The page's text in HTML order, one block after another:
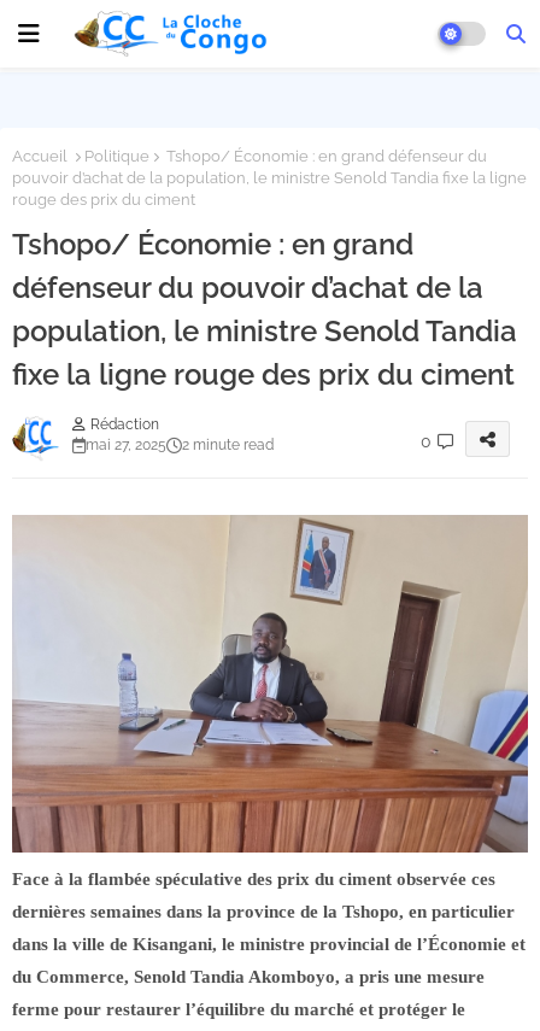
Accueil Politique
Tshopo/ Économie : en grand défenseur du
pouvoir d’achat de la population, le ministre Senold Tandia fixe la ligne
rouge des prix du ciment
Tshopo/ Économie : en grand
défenseur du pouvoir d’achat de la
population, le ministre Senold Tandia
fixe la ligne rouge des prix du ciment
Rédaction
mai 27, 2025
2 minute read 0
Face à la flambée spéculative des prix du ciment observée ces
dernières semaines dans la province de la Tshopo, en particulier
dans la ville de Kisangani, le ministre provincial de l’Économie et
du Commerce, Senold Tandia Akomboyo, a pris une mesure
ferme pour restaurer l’équilibre du marché et protéger le